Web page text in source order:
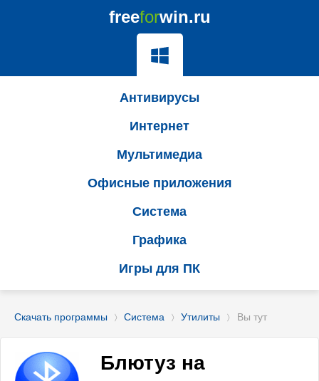
Скачать программы 〉 Система 〉 Утилиты 〉 Вы тут
Блютуз на
freeforwin.ru
Антивирусы
Интернет
Мультимедиа
Офисные приложения
Система
Графика
Игры для ПК